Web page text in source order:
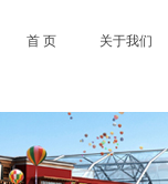
首 页 关于我们